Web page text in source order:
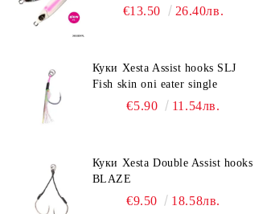
€13.50 26.40лв.
Куки Xesta Assist hooks SLJ
Fish skin oni eater single
€5.90 11.54лв.
Куки Xesta Double Assist hooks
BLAZE
€9.50 18.58лв.